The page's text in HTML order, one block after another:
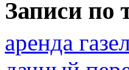
Записи по
аренда